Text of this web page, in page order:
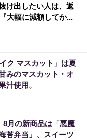
け出したい人は、返
大幅に減額してか...
ク マスカット」は夏
みのマスカット・オ
汁使用。
8月の新商品は「悪魔
苔弁当」、スイーツ